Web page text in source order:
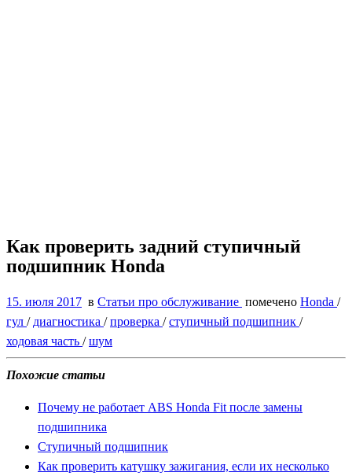
Как проверить задний ступичный
подшипник Honda
15. июля 2017 в Статьи про обслуживание помечено Honda /
гул / диагностика /проверка /ступичный подшипник /
ходовая часть /шум
Похожие статьи
Почему не работает ABS Honda Fit после замены
подшипника
Ступичный подшипник
Как проверить катушку зажигания, если их несколько